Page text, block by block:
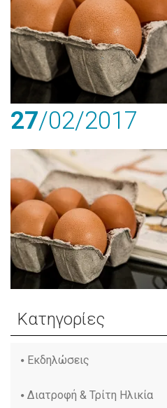
27/02/2017
Κατηγορίες
Εκδηλώσεις
Διατροφή & Τρίτη Ηλικία